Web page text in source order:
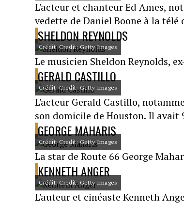
L'acteur et chanteur Ed Ames,
vedette de Daniel Boone à la télé
SHELDON REYNOLDS
Crédit: Credit: Getty Images
Le musicien Sheldon Reynolds,
GERALD CASTILLO
Crédit: Credit: Getty Images
L'acteur Gerald Castillo,
son domicile de Houston. Il avait
GEORGE MAHARIS
Crédit: Credit: Getty Images
La star de Route 66 George
KENNETH ANGER
Crédit: Credit: Getty Images
L'auteur et cinéaste Kenneth